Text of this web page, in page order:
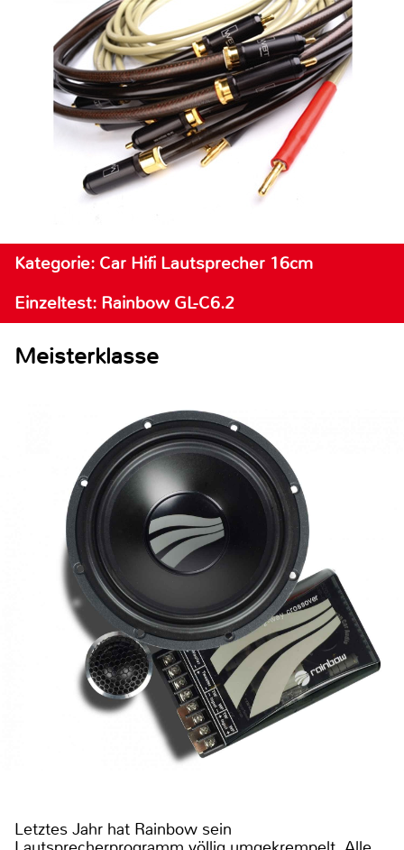
Kategorie: Car Hifi Lautsprecher 16cm
Einzeltest: Rainbow GL-C6.2
Meisterklasse
Letztes Jahr hat Rainbow sein